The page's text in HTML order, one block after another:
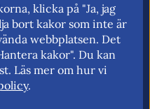
myndighet
marknad och
för frihandel och
marknad.
klicka på "Ja, jag
bort kakor som inte är
webbplatsen. Det
kakor". Du kan
Läs mer om hur vi
.